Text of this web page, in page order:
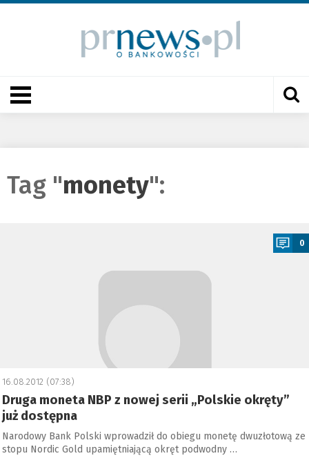
Tag "monety":
0
16.08.2012 (07:38)
Druga moneta NBP z nowej serii „Polskie okręty”
już dostępna
Narodowy Bank Polski wprowadził do obiegu monetę dwuzłotową ze
stopu Nordic Gold upamiętniającą okręt podwodny …